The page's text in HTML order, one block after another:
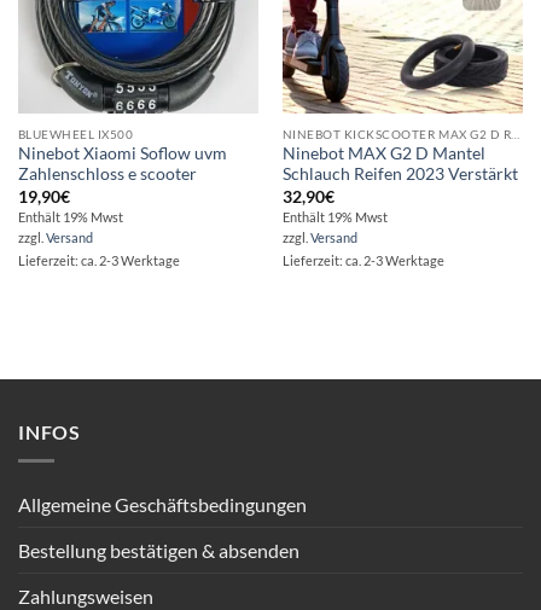
BLUEWHEEL IX500
Ninebot Xiaomi Soflow uvm
Zahlenschloss e scooter
19,90€
Enthält 19% Mwst
zzgl. Versand
Lieferzeit: ca. 2-3 Werktage
Ninebot MAX G2 D Mantel
Schlauch Reifen 2023 Verstärkt
32,90€
Enthält 19% Mwst
zzgl. Versand
Lieferzeit: ca. 2-3 Werktage
INFOS
Allgemeine Geschäftsbedingungen
Bestellung bestätigen & absenden
Zahlungsweisen